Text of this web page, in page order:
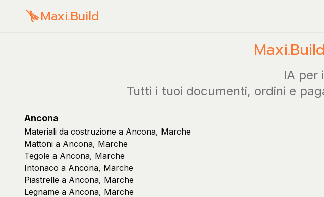
Maxi.Build
Maxi.Build
IA per
Tutti i tuoi documenti, ordini e
Ancona
Materiali da costruzione a Ancona, Marche
Mattoni a Ancona, Marche
Tegole a Ancona, Marche
Intonaco a Ancona, Marche
Piastrelle a Ancona, Marche
Legname a Ancona, Marche